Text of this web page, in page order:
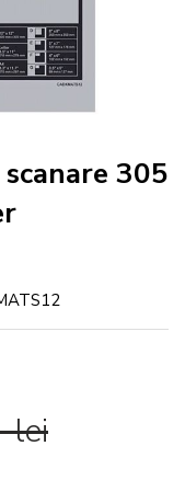
305
lei